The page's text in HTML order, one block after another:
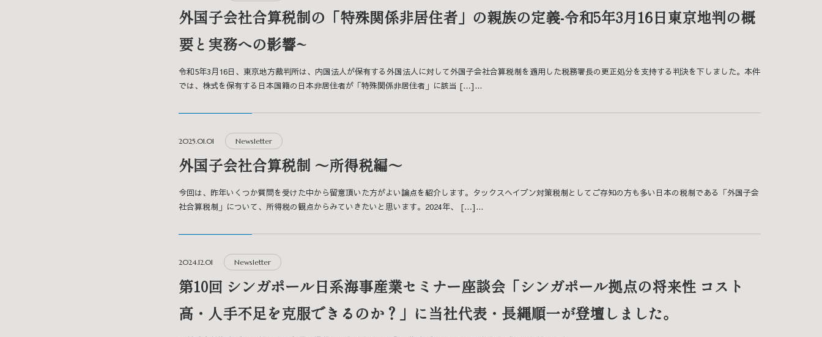
外国子会社合算税制の「特殊関係非居住者」の親族の定義-令和5年3月16日東京地判の概
要と実務への影響~
令和5年3月16日、東京地方裁判所は、内国法人が保有する外国法人に対して外国子会社合算税制を適用した税務署長の更正処分を支持する判決を下しました。本件
では、株式を保有する日本国籍の日本非居住者が「特殊関係非居住者」に該当 […]...
2025.01.01 Newsletter
外国子会社合算税制 ～所得税編～
今回は、昨年いくつか質問を受けた中から留意頂いた方がよい論点を紹介します。タックスヘイブン対策税制としてご存知の方も多い日本の税制である「外国子会
社合算税制」について、所得税の観点からみていきたいと思います。2024年、 […]...
2024.12.01 Newsletter
第10回 シンガポール日系海事産業セミナー座談会「シンガポール拠点の将来性 コスト
高・人手不足を克服できるのか？」に当社代表・長縄順一が登壇しました。